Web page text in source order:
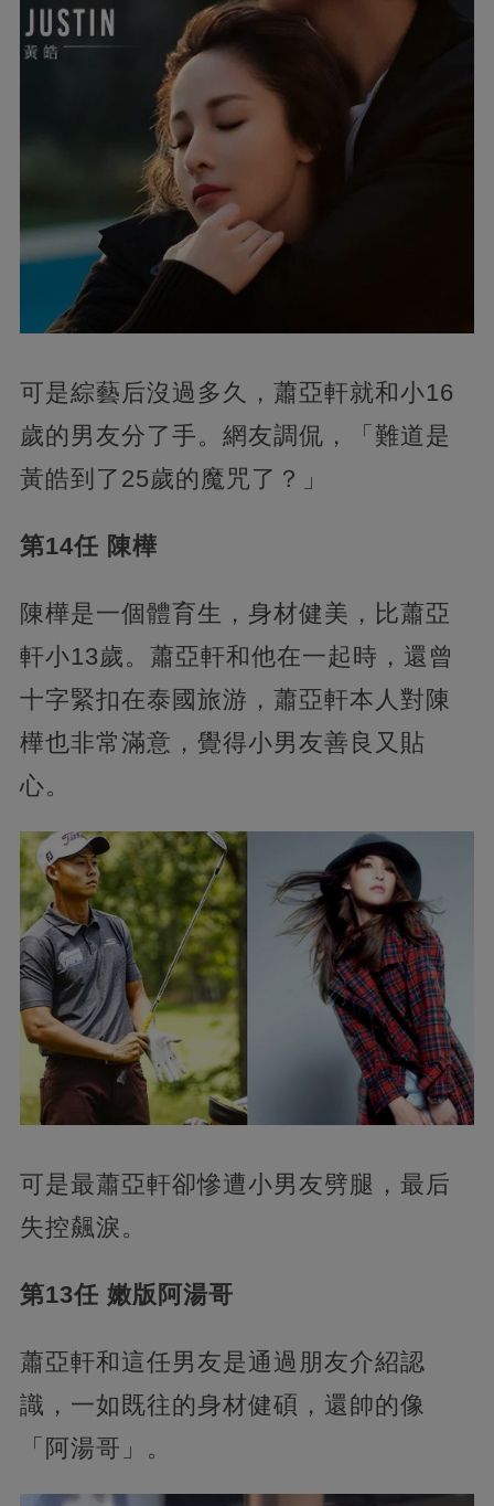
可是綜藝后沒過多久，蕭亞軒就和小16
歲的男友分了手。網友調侃，「難道是
黃皓到了25歲的魔咒了？」
第14任 陳樺
陳樺是一個體育生，身材健美，比蕭亞
軒小13歲。蕭亞軒和他在一起時，還曾
十字緊扣在泰國旅游，蕭亞軒本人對陳
樺也非常滿意，覺得小男友善良又貼
心。
可是最蕭亞軒卻慘遭小男友劈腿，最后
失控飆淚。
第13任 嫩版阿湯哥
蕭亞軒和這任男友是通過朋友介紹認
識，一如既往的身材健碩，還帥的像
「阿湯哥」。